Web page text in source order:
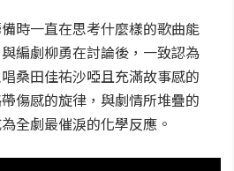
時一直在思考什麼樣的歌曲能
編劇柳勇在討論後，一致認為
桑田佳祐沙啞且充滿故事感的
傷感的旋律，與劇情所堆疊的
全劇最催淚的化學反應。